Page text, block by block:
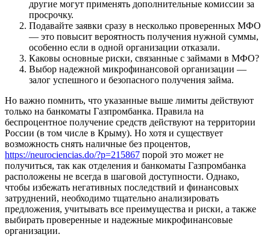
другие могут применять дополнительные комиссии за
просрочку.
Подавайте заявки сразу в несколько проверенных МФО
— это повысит вероятность получения нужной суммы,
особенно если в одной организации отказали.
Каковы основные риски, связанные с займами в МФО?
Выбор надежной микрофинансовой организации —
залог успешного и безопасного получения займа.
Но важно помнить, что указанные выше лимиты действуют
только на банкоматы Газпромбанка. Правила на
беспроцентное получение средств действуют на территории
России (в том числе в Крыму). Но хотя и существует
возможность снять наличные без процентов,
https://neurociencias.do/?p=215867 порой это может не
получиться, так как отделения и банкоматы Газпромбанка
расположены не всегда в шаговой доступности. Однако,
чтобы избежать негативных последствий и финансовых
затруднений, необходимо тщательно анализировать
предложения, учитывать все преимущества и риски, а также
выбирать проверенные и надежные микрофинансовые
организации.